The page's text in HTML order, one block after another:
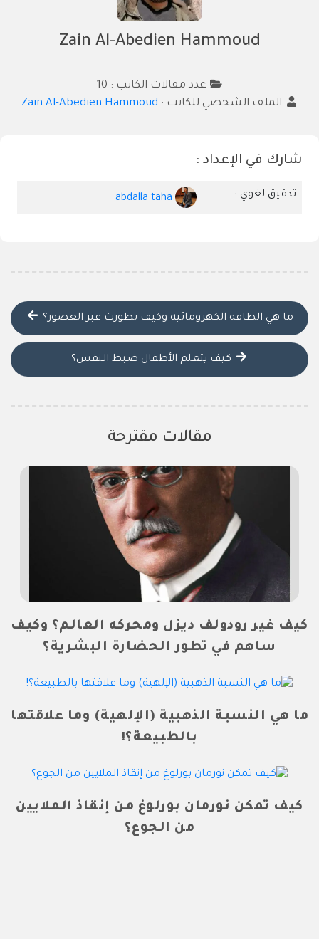
Zain Al-Abedien Hammoud
عدد مقالات الكاتب : 10
الملف الشخصي للكاتب : Zain Al-Abedien Hammoud
شارك في الإعداد :
تدقيق لغوي : abdalla taha
ما هي الطاقة الكهرومائية وكيف تطورت عبر العصور؟
كيف يتعلم الأطفال ضبط النفس؟
مقالات مقترحة
كيف غير رودولف ديزل ومحركه العالم؟ وكيف
ساهم في تطور الحضارة البشرية؟
ما هي النسبة الذهبية (الإلهية) وما علاقتها
بالطبيعة؟!
كيف تمكن نورمان بورلوغ من إنقاذ الملايين
من الجوع؟